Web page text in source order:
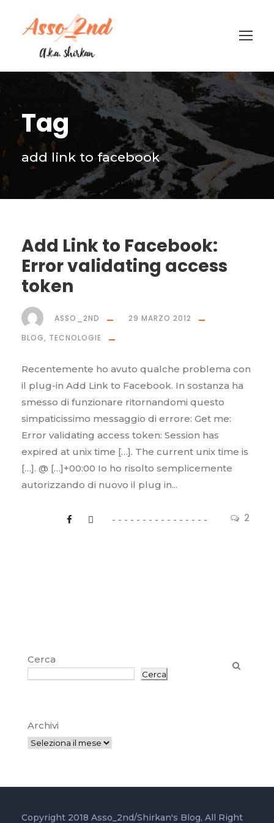
Tag
add link to facebook
Add Link to Facebook:
Error validating access
token
2
ASSO_2ND
29 MARZO 2012
BLOG, TECNOLOGIE
Recentemente ho avuto qualche problema con
il plug-in Add Link to Facebook. In sostanza ha
smesso di funzionare ritornandomi questo
simpaticissimo messaggio di errore: Get me:
Error validating access token: Session has
expired at unix time […]. The current unix time is
[…]. @ […]+00:00 Io ho risolto semplicemente
autorizzando di nuovo il plug in...
Cerca
Cerca
Archivi
Copyright 2018 Asso_2nd/Shirkan's Blog, All Right